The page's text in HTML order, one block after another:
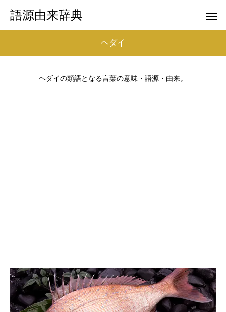
語源由来辞典
ヘダイ
ヘダイの類語となる言葉の意味・語源・由来。